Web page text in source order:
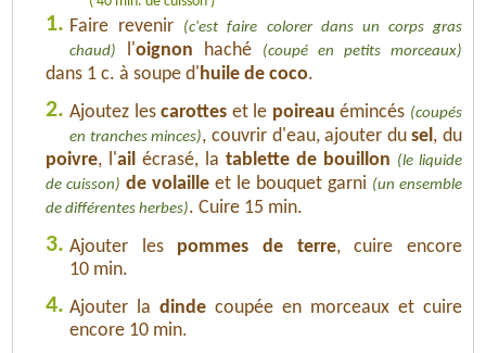
1. Faire revenir
(c'est faire colorer dans un corps gras
chaud)
l'oignon haché (coupé en petits morceaux)
dans 1 c. à soupe d' huile de coco.
2. Ajoutez lescarottes et le poireau émincés (coupés
en tranches minces), couvrir d'eau, ajouter dusel , du
poivre, l'ail écrasé, la tablette de bouillon (le liquide
de cuisson) de volaille et le bouquet garni (un ensemble
de différentes herbes). Cuire 15 min.
3. Ajouter les pommes de terre, cuire encore
10 min.
4. Ajouter la dinde coupée en morceaux et cuire
encore 10 min.